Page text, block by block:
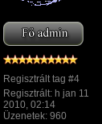
Regisztrált tag #4
Regisztrált: h jan 11
2010, 02:14
Üzenetek: 960